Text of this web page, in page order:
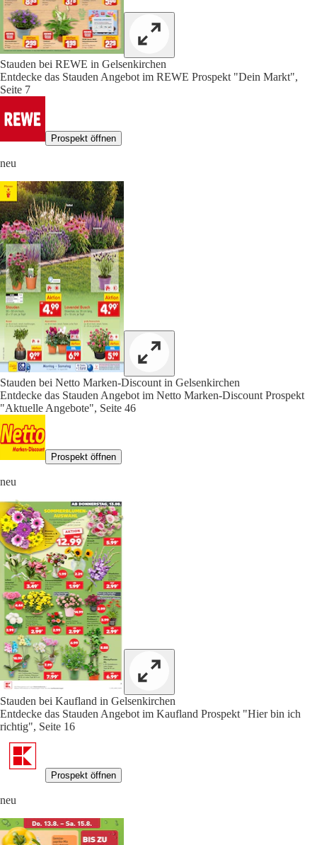
Stauden bei REWE in Gelsenkirchen
Entdecke das Stauden Angebot im REWE Prospekt "Dein Markt",
Seite 7
Prospekt öffnen
neu
Stauden bei Netto Marken-Discount in Gelsenkirchen
Entdecke das Stauden Angebot im Netto Marken-Discount Prospekt
"Aktuelle Angebote", Seite 46
Prospekt öffnen
neu
Stauden bei Kaufland in Gelsenkirchen
Entdecke das Stauden Angebot im Kaufland Prospekt "Hier bin ich
richtig", Seite 16
Prospekt öffnen
neu